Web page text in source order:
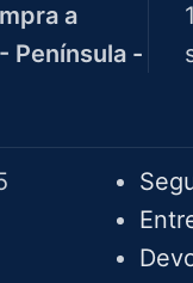
a
Península -